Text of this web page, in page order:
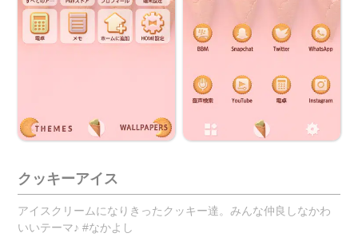
クッキーアイス
アイスクリームになりきったクッキー達。みんな仲良しなかわ
いいテーマ♪ #なかよし